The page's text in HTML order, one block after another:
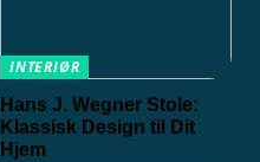
INTERIØR
Hans J. Wegner Stole:
Klassisk Design til Dit
Hjem